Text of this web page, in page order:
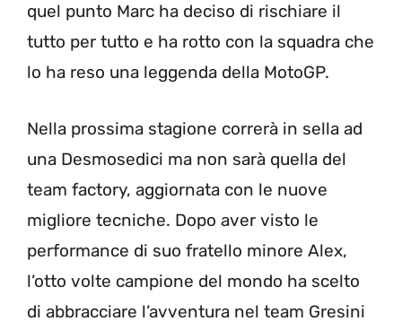
quel punto Marc ha deciso di rischiare il
tutto per tutto e ha rotto con la squadra che
lo ha reso una leggenda della MotoGP.
Nella prossima stagione correrà in sella ad
una Desmosedici ma non sarà quella del
team factory, aggiornata con le nuove
migliore tecniche. Dopo aver visto le
performance di suo fratello minore Alex,
l’otto volte campione del mondo ha scelto
di abbracciare l’avventura nel team Gresini